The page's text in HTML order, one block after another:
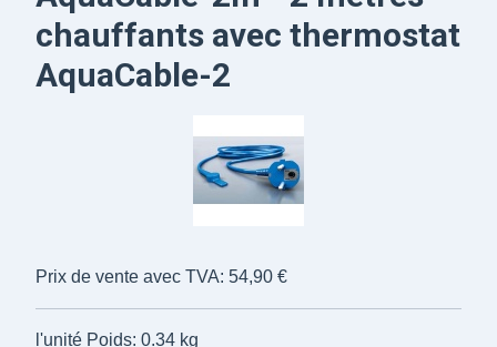
chauffants avec thermostat
AquaCable-2
Prix de vente avec TVA: 54,90 €
l'unité Poids: 0.34 kg